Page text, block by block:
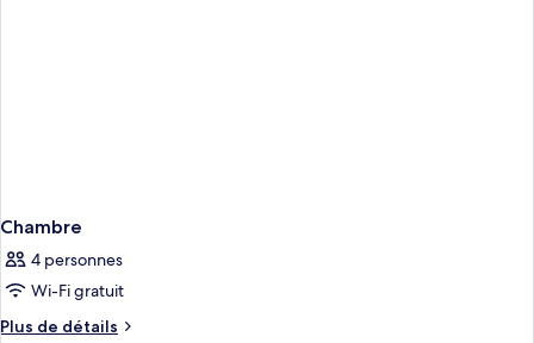
Chambre
4 personnes
Wi-Fi gratuit
Plus de détails
Plus